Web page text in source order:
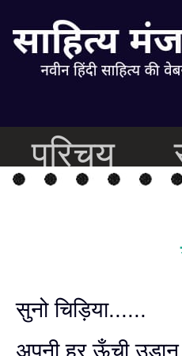
परिचय
सुनो चिड़िया......
अपनी हर ऊँची